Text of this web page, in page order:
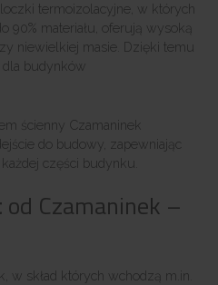
termoizolacyjne, w których
90% materiału, oferują wysoką
niewielkiej masie. Dzięki temu
budynków
ścienny Czamaninek
do budowy, zapewniając
części budynku.
od Czamaninek –
w skład których wchodzą m.in.